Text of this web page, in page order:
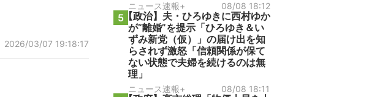
2026/03/07 19:18:17
ニュース速報+ 08/08 18:12
5【政治】夫・ひろゆきに西村ゆか
が“離婚”を提示「ひろゆき＆い
ずみ新党（仮）」の届け出を知
らされず激怒「信頼関係が保て
ない状態で夫婦を続けるのは無
理」
ニュース速報+ 08/08 18:11